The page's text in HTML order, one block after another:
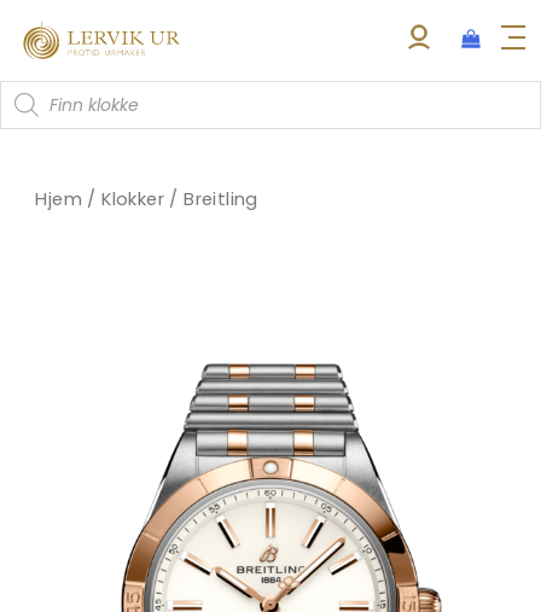
rett
innholdet
Products
search
Hjem /Klokker /Breitling